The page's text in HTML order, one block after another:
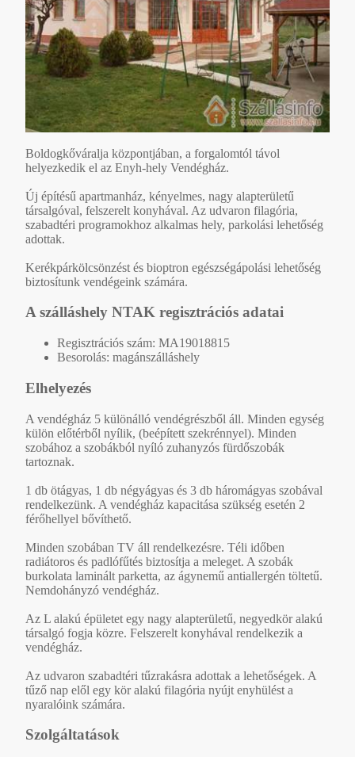
Boldogkőváralja központjában, a forgalomtól távol
helyezkedik el az Enyh-hely Vendégház.
Új építésű apartmanház, kényelmes, nagy alapterületű
társalgóval, felszerelt konyhával. Az udvaron filagória,
szabadtéri programokhoz alkalmas hely, parkolási lehetőség
adottak.
Kerékpárkölcsönzést és bioptron egészségápolási lehetőség
biztosítunk vendégeink számára.
A szálláshely NTAK regisztrációs adatai
Regisztrációs szám: MA19018815
Besorolás: magánszálláshely
Elhelyezés
A vendégház 5 különálló vendégrészből áll. Minden egység
külön előtérből nyílik, (beépített szekrénnyel). Minden
szobához a szobákból nyíló zuhanyzós fürdőszobák
tartoznak.
1 db ötágyas, 1 db négyágyas és 3 db háromágyas szobával
rendelkezünk. A vendégház kapacitása szükség esetén 2
férőhellyel bővíthető.
Minden szobában TV áll rendelkezésre. Téli időben
radiátoros és padlófűtés biztosítja a meleget. A szobák
burkolata laminált parketta, az ágynemű antiallergén töltetű.
Nemdohányzó vendégház.
Az L alakú épületet egy nagy alapterületű, negyedkör alakú
társalgó fogja közre. Felszerelt konyhával rendelkezik a
vendégház.
Az udvaron szabadtéri tűzrakásra adottak a lehetőségek. A
tűző nap elől egy kör alakú filagória nyújt enyhülést a
nyaralóink számára.
Szolgáltatások